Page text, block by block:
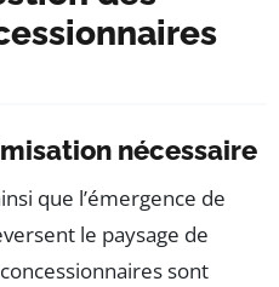
nécessaire
que l’émergence de
le paysage de
sont